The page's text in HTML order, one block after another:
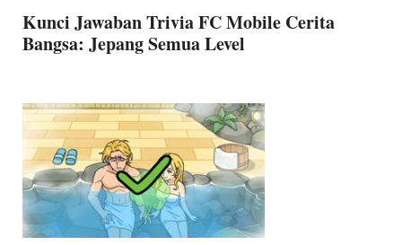
Kunci Jawaban Trivia FC Mobile Cerita
Bangsa: Jepang Semua Level